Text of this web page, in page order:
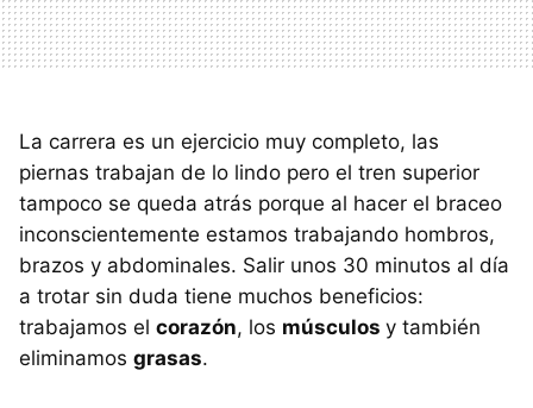
La carrera es un ejercicio muy completo, las
piernas trabajan de lo lindo pero el tren superior
tampoco se queda atrás porque al hacer el braceo
inconscientemente estamos trabajando hombros,
brazos y abdominales. Salir unos 30 minutos al día
a trotar sin duda tiene muchos beneficios:
trabajamos el corazón, los músculos y también
eliminamos grasas.